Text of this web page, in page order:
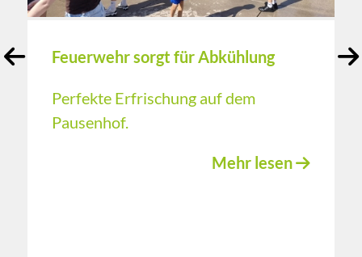
Feuerwehr sorgt für Abkühlung
Perfekte Erfrischung auf dem
Pausenhof.
Mehr lesen